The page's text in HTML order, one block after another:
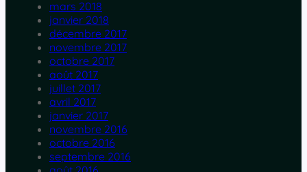
mars 2018
janvier 2018
décembre 2017
novembre 2017
octobre 2017
août 2017
juillet 2017
avril 2017
janvier 2017
novembre 2016
octobre 2016
septembre 2016